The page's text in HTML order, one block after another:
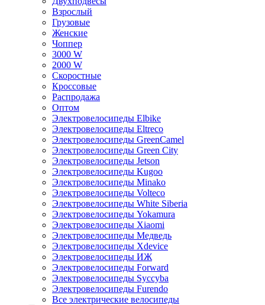
Взрослый
Грузовые
Женские
Чоппер
3000 W
2000 W
Скоростные
Кроссовые
Распродажа
Оптом
Электровелосипеды Elbike
Электровелосипеды Eltreco
Электровелосипеды GreenCamel
Электровелосипеды Green City
Электровелосипеды Jetson
Электровелосипеды Kugoo
Электровелосипеды Minako
Электровелосипеды Volteco
Электровелосипеды White Siberia
Электровелосипеды Yokamura
Электровелосипеды Xiaomi
Электровелосипеды Медведь
Электровелосипеды Xdevice
Электровелосипеды ИЖ
Электровелосипеды Forward
Электровелосипеды Syccyba
Электровелосипеды Furendo
Все электрические велосипеды